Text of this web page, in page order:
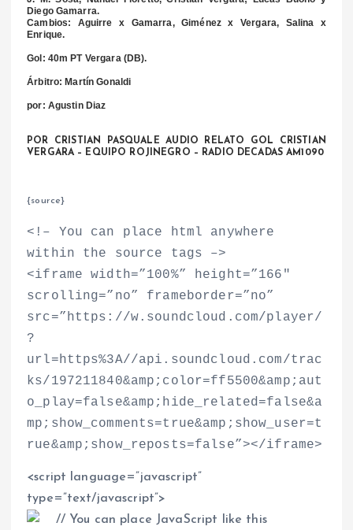
Diego Gamarra.
Cambios: Aguirre x Gamarra, Giménez x Vergara, Salina x
Enrique.
Gol: 40m PT Vergara (DB).
Árbitro: Martín Gonaldi
por: Agustin Diaz
POR CRISTIAN PASQUALE AUDIO RELATO GOL CRISTIAN
VERGARA – EQUIPO ROJINEGRO – RADIO DECADAS AM1090
{source}
<!– You can place html anywhere
within the source tags –>
<iframe width=”100%” height=”166″
scrolling=”no” frameborder=”no”
src=”https://w.soundcloud.com/player/
?
url=https%3A//api.soundcloud.com/trac
ks/197211840&amp;color=ff5500&amp;aut
o_play=false&amp;hide_related=false&a
mp;show_comments=true&amp;show_user=t
rue&amp;show_reposts=false”></iframe>
<script language=”javascript”
type=”text/javascript”>
// You can place JavaScript like this